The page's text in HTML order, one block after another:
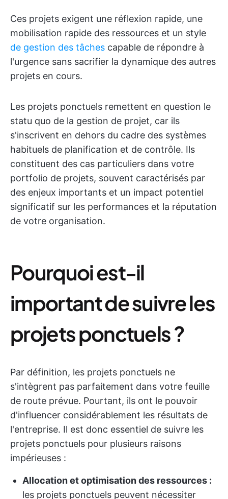
Ces projets exigent une réflexion rapide, une
mobilisation rapide des ressources et un style
de gestion des tâches capable de répondre à
l'urgence sans sacrifier la dynamique des autres
projets en cours.
Les projets ponctuels remettent en question le
statu quo de la gestion de projet, car ils
s'inscrivent en dehors du cadre des systèmes
habituels de planification et de contrôle. Ils
constituent des cas particuliers dans votre
portfolio de projets, souvent caractérisés par
des enjeux importants et un impact potentiel
significatif sur les performances et la réputation
de votre organisation.
Pourquoi est-il
important de suivre les
projets ponctuels ?
Par définition, les projets ponctuels ne
s'intègrent pas parfaitement dans votre feuille
de route prévue. Pourtant, ils ont le pouvoir
d'influencer considérablement les résultats de
l'entreprise. Il est donc essentiel de suivre les
projets ponctuels pour plusieurs raisons
impérieuses :
Allocation et optimisation des ressources :
les projets ponctuels peuvent nécessiter